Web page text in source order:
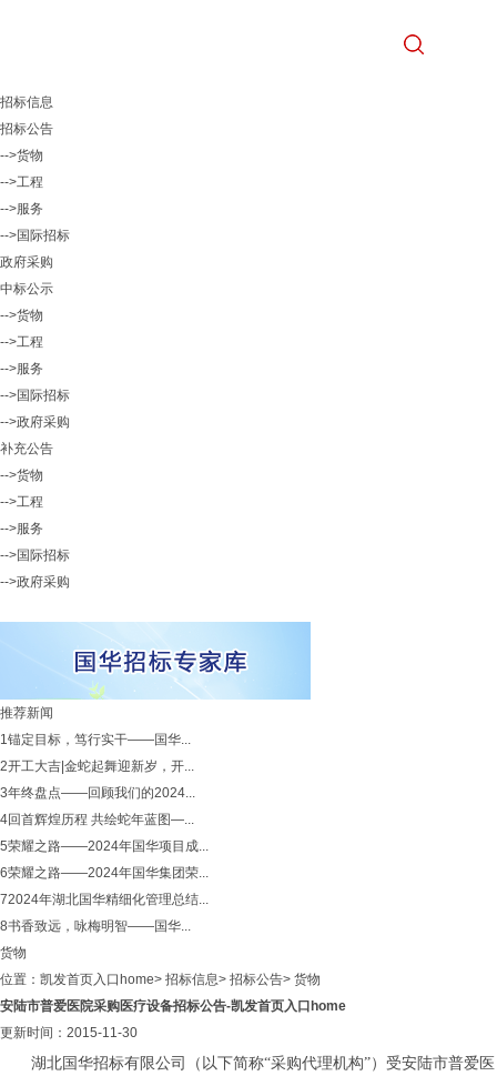
招标信息
招标公告
-->货物
-->工程
-->服务
-->国际招标
政府采购
中标公示
-->货物
-->工程
-->服务
-->国际招标
-->政府采购
补充公告
-->货物
-->工程
-->服务
-->国际招标
-->政府采购
推荐新闻
1锚定目标，笃行实干——国华...
2开工大吉|金蛇起舞迎新岁，开...
3年终盘点——回顾我们的2024...
4回首辉煌历程 共绘蛇年蓝图—...
5荣耀之路——2024年国华项目成...
6荣耀之路——2024年国华集团荣...
72024年湖北国华精细化管理总结...
8书香致远，咏梅明智——国华...
货物
位置： 凯发首页入口home> 招标信息> 招标公告> 货物
安陆市普爱医院采购医疗设备招标公告-凯发首页入口home
更新时间：2015-11-30
湖北国华招标有限公司（以下简称“采购代理机构”）受安陆市普爱医